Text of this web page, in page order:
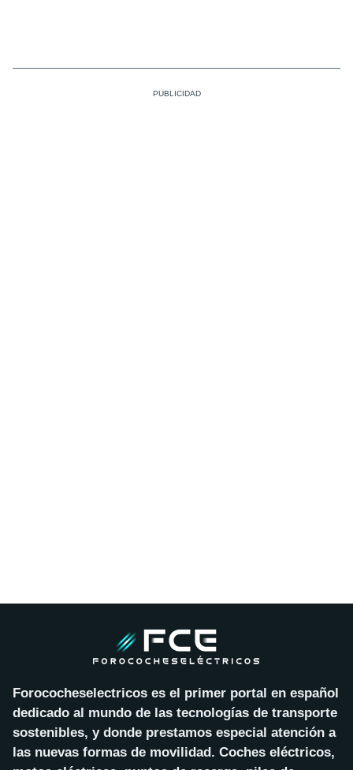
Forococheselectricos es el primer portal en español
dedicado al mundo de las tecnologías de transporte
sostenibles, y donde prestamos especial atención a
las nuevas formas de movilidad. Coches eléctricos,